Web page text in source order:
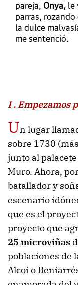
pareja, Onya, le
parras, rozando
la dulce
me sentenció.
I . Empezamos
Un lugar
sobre 1730
junto al
Muro. Ahora,
batallador y
escenario
que es el
proyecto que
25 microviñas
poblaciones de
Alcoi o